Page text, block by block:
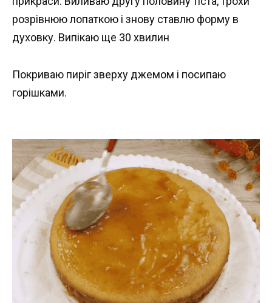
розрівнюю лопаткою і знову ставлю форму в
духовку. Випікаю ще 30 хвилин
Покриваю пиріг зверху джемом і посипаю
горішками.